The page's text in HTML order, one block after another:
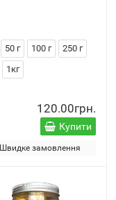
50 г 100 г
250 г
1кг
120.00грн.
Купити
Швидке замовлення